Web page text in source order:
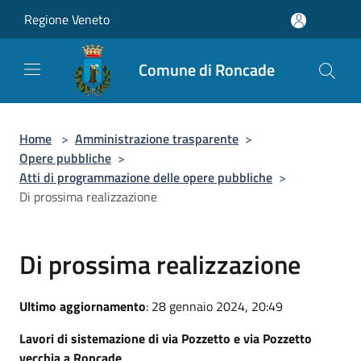
Regione Veneto
Comune di Roncade
Home > Amministrazione trasparente >
Opere pubbliche >
Atti di programmazione delle opere pubbliche >
Di prossima realizzazione
Di prossima realizzazione
Ultimo aggiornamento: 28 gennaio 2024, 20:49
Lavori di sistemazione di via Pozzetto e via Pozzetto